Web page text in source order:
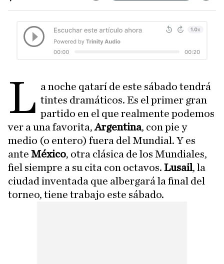
L a noche qatarí de este sábado tendrá
tintes dramáticos. Es el primer gran
partido en el que realmente podemos
ver a una favorita,Argentina, con pie y
medio (o entero) fuera del Mundial. Y es
ante México, otra clásica de los Mundiales,
fiel siempre a su cita con octavos. Lusail, la
ciudad inventada que albergará la final del
torneo, tiene trabajo este sábado.